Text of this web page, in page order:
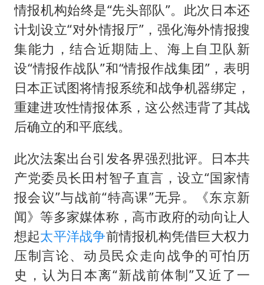
情报机构始终是“先头部队”。此次日本还
计划设立“对外情报厅”，强化海外情报搜
集能力，结合近期陆上、海上自卫队新
设“情报作战队”和“情报作战集团”，表明
日本正试图将情报系统和战争机器绑定，
重建进攻性情报体系，这公然违背了其战
后确立的和平底线。
此次法案出台引发各界强烈批评。日本共
产党委员长田村智子直言，设立“国家情
报会议”与战前“特高课”无异。《东京新
闻》等多家媒体称，高市政府的动向让人
想起太平洋战争前情报机构凭借巨大权力
压制言论、动员民众走向战争的可怕历
史，认为日本离“新战前体制”又近了一